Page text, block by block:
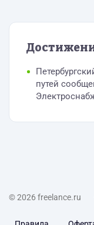
путей
© 2026 freelance.ru